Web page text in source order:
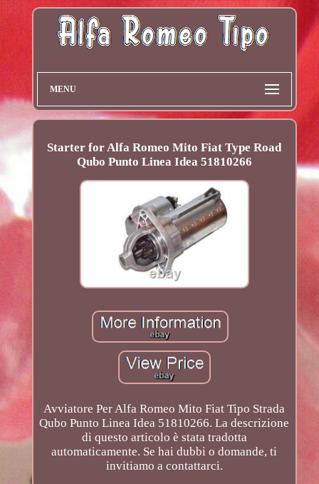
MENU
Starter for Alfa Romeo Mito Fiat Type Road
Qubo Punto Linea Idea 51810266
Avviatore Per Alfa Romeo Mito Fiat Tipo Strada
Qubo Punto Linea Idea 51810266. La descrizione
di questo articolo è stata tradotta
automaticamente. Se hai dubbi o domande, ti
invitiamo a contattarci.